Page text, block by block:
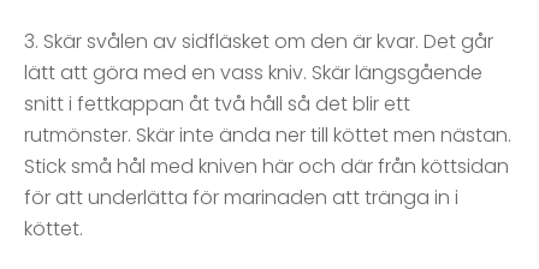
3. Skär svålen av sidfläsket om den är kvar. Det går
lätt att göra med en vass kniv. Skär längsgående
snitt i fettkappan åt två håll så det blir ett
rutmönster. Skär inte ända ner till köttet men nästan.
Stick små hål med kniven här och där från köttsidan
för att underlätta för marinaden att tränga in i
köttet.